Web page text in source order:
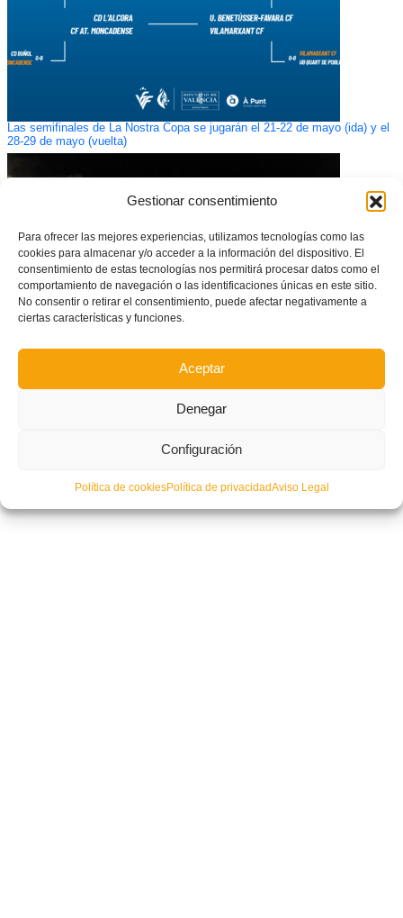
Gestionar consentimiento
Para ofrecer las mejores experiencias, utilizamos tecnologías como las
cookies para almacenar y/o acceder a la información del dispositivo. El
consentimiento de estas tecnologías nos permitirá procesar datos como el
comportamiento de navegación o las identificaciones únicas en este sitio.
No consentir o retirar el consentimiento, puede afectar negativamente a
ciertas características y funciones.
Aceptar
Denegar
Configuración
Política de cookiesPolítica de privacidadAviso Legal
Las semifinales de La Nostra Copa se jugarán el 21-22 de mayo (ida) y el
28-29 de mayo (vuelta)
El Manises CF reina en ‘La Nostra Copa’
(1-1 / 3-1)